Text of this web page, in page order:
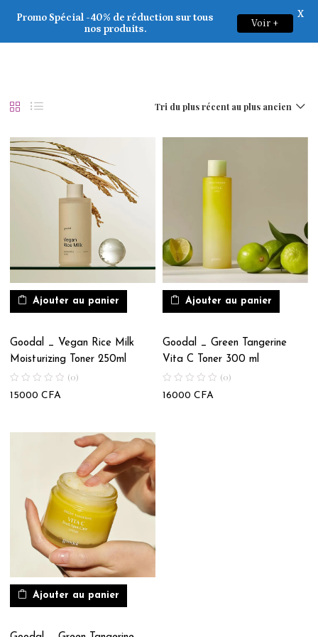
Goodal
Tri du plus récent au plus ancien
Ajouter au panier
Goodal _ Vegan Rice Milk
Moisturizing Toner 250ml
(0)
15000CFA
Ajouter au panier
Goodal _ Green Tangerine
Vita C Toner 300 ml
(0)
16000 CFA
Ajouter au panier
Promo Spécial -40% de réduction sur tous
nos produits.
Voir +
X